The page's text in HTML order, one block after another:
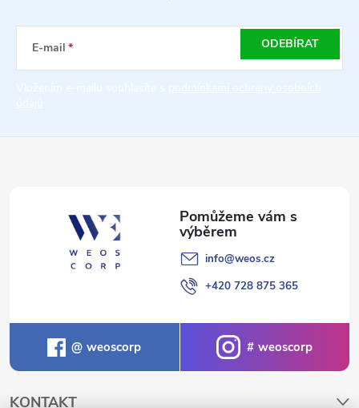
í
E-mail ODEBÍRAT
info@weos.cz
+420 728 875 365
weoscorp weoscorp
KONTAKT